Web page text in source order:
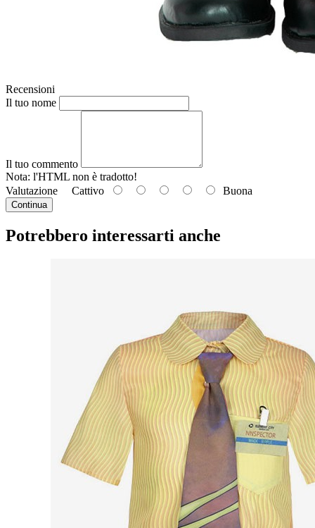
Recensioni
Il tuo nome
Il tuo commento
Nota: l'HTML non è tradotto!
Valutazione Cattivo Buona
Continua
Potrebbero interessarti anche